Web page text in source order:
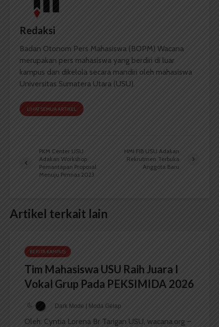
Redaksi
Badan Otonom Pers Mahasiswa (BOPM) Wacana
merupakan pers mahasiswa yang berdiri di luar
kampus dan dikelola secara mandiri oleh mahasiswa
Universitas Sumatera Utara (USU).
LIHAT SEMUA ARTIKEL
PKM Center USU
Adakan Workshop
Pemantapan Proposal
Menuju Pimnas 2023
HMI FIB USU Adakan
Rekrutmen Terbuka
Anggota Baru
Artikel terkait lain
BERITA KAMPUS
Tim Mahasiswa USU Raih Juara I
Vokal Grup Pada PEKSIMIDA 2026
Dark Mode | Moda Gelap
Oleh: Cyntia Lorena Br Tarigan USU, wacana.org –